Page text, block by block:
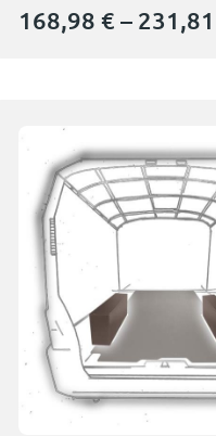
168,98 € – 231,81